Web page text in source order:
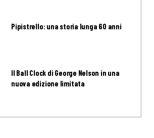
Pipistrello: una storia lunga 60 anni
Il Ball Clock di George Nelson in una
nuova edizione limitata